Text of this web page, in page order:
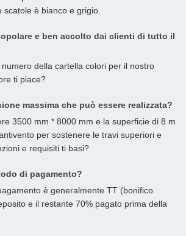
è bianco e grigio.
e ben accolto dai clienti di tutto il
della cartella colori per il nostro
ti piace?
massima che può essere realizzata?
3500 mm * 8000 mm e la superficie di 8 m
per sostenere le travi superiori e
e requisiti ti basi?
di pagamento?
è generalmente TT (bonifico
e il restante 70% pagato prima della